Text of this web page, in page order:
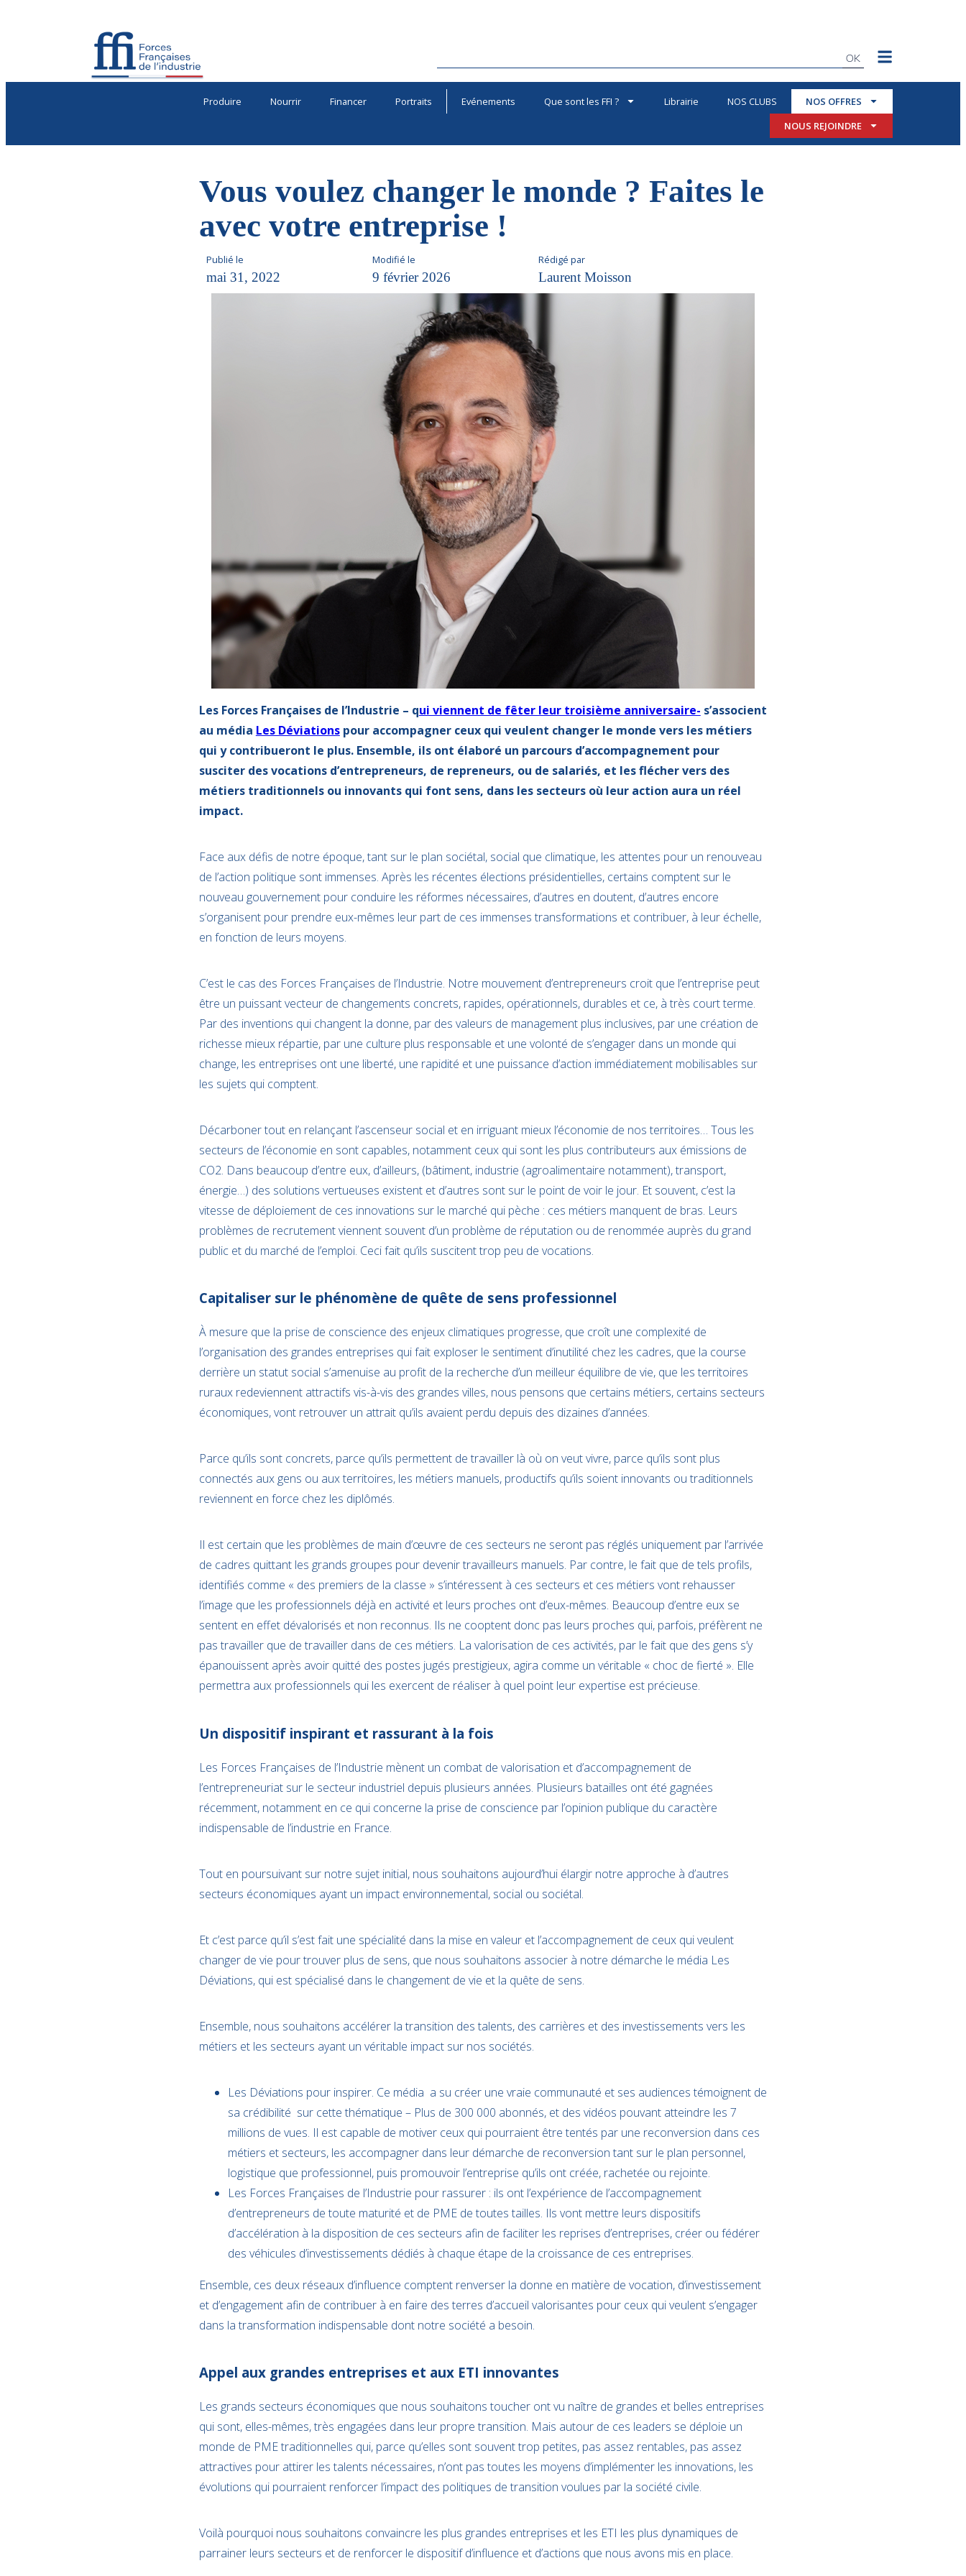
OK
Produire Nourrir Financer Portraits Evénements Que sont les FFI ? Librairie NOS CLUBS
NOS OFFRES
NOUS REJOINDRE
Vous voulez changer le monde ? Faites le
avec votre entreprise !
Publié le
mai 31, 2022
Modifié le
9 février 2026
Rédigé par
Laurent Moisson
Les Forces Françaises de l’Industrie – qui viennent de fêter leur troisième anniversaire- s’associent
au média Les Déviationspour accompagner ceux qui veulent changer le monde vers les métiers
qui y contribueront le plus. Ensemble, ils ont élaboré un parcours d’accompagnement pour
susciter des vocations d’entrepreneurs, de repreneurs, ou de salariés, et les flécher vers des
métiers traditionnels ou innovants qui font sens, dans les secteurs où leur action aura un réel
impact.
Face aux défis de notre époque, tant sur le plan sociétal, social que climatique, les attentes pour un renouveau
de l’action politique sont immenses. Après les récentes élections présidentielles, certains comptent sur le
nouveau gouvernement pour conduire les réformes nécessaires, d’autres en doutent, d’autres encore
s’organisent pour prendre eux-mêmes leur part de ces immenses transformations et contribuer, à leur échelle,
en fonction de leurs moyens.
C’est le cas des Forces Françaises de l’Industrie. Notre mouvement d’entrepreneurs croit que l’entreprise peut
être un puissant vecteur de changements concrets, rapides, opérationnels, durables et ce, à très court terme.
Par des inventions qui changent la donne, par des valeurs de management plus inclusives, par une création de
richesse mieux répartie, par une culture plus responsable et une volonté de s’engager dans un monde qui
change, les entreprises ont une liberté, une rapidité et une puissance d’action immédiatement mobilisables sur
les sujets qui comptent.
Décarboner tout en relançant l’ascenseur social et en irriguant mieux l’économie de nos territoires… Tous les
secteurs de l’économie en sont capables, notamment ceux qui sont les plus contributeurs aux émissions de
CO2. Dans beaucoup d’entre eux, d’ailleurs, (bâtiment, industrie (agroalimentaire notamment), transport,
énergie…) des solutions vertueuses existent et d’autres sont sur le point de voir le jour. Et souvent, c’est la
vitesse de déploiement de ces innovations sur le marché qui pèche : ces métiers manquent de bras. Leurs
problèmes de recrutement viennent souvent d’un problème de réputation ou de renommée auprès du grand
public et du marché de l’emploi. Ceci fait qu’ils suscitent trop peu de vocations.
Capitaliser sur le phénomène de quête de sens professionnel
À mesure que la prise de conscience des enjeux climatiques progresse, que croît une complexité de
l’organisation des grandes entreprises qui fait exploser le sentiment d’inutilité chez les cadres, que la course
derrière un statut social s’amenuise au profit de la recherche d’un meilleur équilibre de vie, que les territoires
ruraux redeviennent attractifs vis-à-vis des grandes villes, nous pensons que certains métiers, certains secteurs
économiques, vont retrouver un attrait qu’ils avaient perdu depuis des dizaines d’années.
Parce qu’ils sont concrets, parce qu’ils permettent de travailler là où on veut vivre, parce qu’ils sont plus
connectés aux gens ou aux territoires, les métiers manuels, productifs qu’ils soient innovants ou traditionnels
reviennent en force chez les diplômés.
Il est certain que les problèmes de main d’œuvre de ces secteurs ne seront pas réglés uniquement par l’arrivée
de cadres quittant les grands groupes pour devenir travailleurs manuels. Par contre, le fait que de tels profils,
identifiés comme « des premiers de la classe » s’intéressent à ces secteurs et ces métiers vont rehausser
l’image que les professionnels déjà en activité et leurs proches ont d’eux-mêmes. Beaucoup d’entre eux se
sentent en effet dévalorisés et non reconnus. Ils ne cooptent donc pas leurs proches qui, parfois, préfèrent ne
pas travailler que de travailler dans de ces métiers. La valorisation de ces activités, par le fait que des gens s’y
épanouissent après avoir quitté des postes jugés prestigieux, agira comme un véritable « choc de fierté ». Elle
permettra aux professionnels qui les exercent de réaliser à quel point leur expertise est précieuse.
Un dispositif inspirant et rassurant à la fois
Les Forces Françaises de l’Industrie mènent un combat de valorisation et d’accompagnement de
l’entrepreneuriat sur le secteur industriel depuis plusieurs années. Plusieurs batailles ont été gagnées
récemment, notamment en ce qui concerne la prise de conscience par l’opinion publique du caractère
indispensable de l’industrie en France.
Tout en poursuivant sur notre sujet initial, nous souhaitons aujourd’hui élargir notre approche à d’autres
secteurs économiques ayant un impact environnemental, social ou sociétal.
Et c’est parce qu’il s’est fait une spécialité dans la mise en valeur et l’accompagnement de ceux qui veulent
changer de vie pour trouver plus de sens, que nous souhaitons associer à notre démarche le média Les
Déviations, qui est spécialisé dans le changement de vie et la quête de sens.
Ensemble, nous souhaitons accélérer la transition des talents, des carrières et des investissements vers les
métiers et les secteurs ayant un véritable impact sur nos sociétés.
Les Déviations pour inspirer. Ce média a su créer une vraie communauté et ses audiences témoignent de
sa crédibilité sur cette thématique – Plus de 300 000 abonnés, et des vidéos pouvant atteindre les 7
millions de vues. Il est capable de motiver ceux qui pourraient être tentés par une reconversion dans ces
métiers et secteurs, les accompagner dans leur démarche de reconversion tant sur le plan personnel,
logistique que professionnel, puis promouvoir l’entreprise qu’ils ont créée, rachetée ou rejointe.
Les Forces Françaises de l’Industrie pour rassurer : ils ont l’expérience de l’accompagnement
d’entrepreneurs de toute maturité et de PME de toutes tailles. Ils vont mettre leurs dispositifs
d’accélération à la disposition de ces secteurs afin de faciliter les reprises d’entreprises, créer ou fédérer
des véhicules d’investissements dédiés à chaque étape de la croissance de ces entreprises.
Ensemble, ces deux réseaux d’influence comptent renverser la donne en matière de vocation, d’investissement
et d’engagement afin de contribuer à en faire des terres d’accueil valorisantes pour ceux qui veulent s’engager
dans la transformation indispensable dont notre société a besoin.
Appel aux grandes entreprises et aux ETI innovantes
Les grands secteurs économiques que nous souhaitons toucher ont vu naître de grandes et belles entreprises
qui sont, elles-mêmes, très engagées dans leur propre transition. Mais autour de ces leaders se déploie un
monde de PME traditionnelles qui, parce qu’elles sont souvent trop petites, pas assez rentables, pas assez
attractives pour attirer les talents nécessaires, n’ont pas toutes les moyens d’implémenter les innovations, les
évolutions qui pourraient renforcer l’impact des politiques de transition voulues par la société civile.
Voilà pourquoi nous souhaitons convaincre les plus grandes entreprises et les ETI les plus dynamiques de
parrainer leurs secteurs et de renforcer le dispositif d’influence et d’actions que nous avons mis en place.